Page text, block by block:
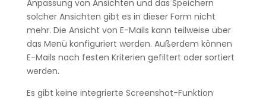
Anpassung von Ansichten und das Speichern
solcher Ansichten gibt es in dieser Form nicht
mehr. Die Ansicht von E-Mails kann teilweise über
das Menü konfiguriert werden. Außerdem können
E-Mails nach festen Kriterien gefiltert oder sortiert
werden.
Es gibt keine integrierte Screenshot-Funktion